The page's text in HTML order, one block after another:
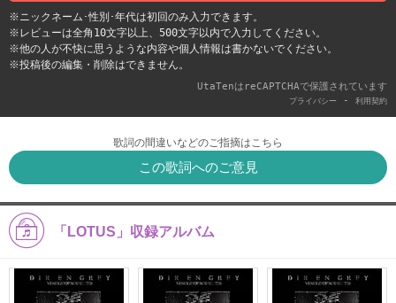
※ニックネーム･性別･年代は初回のみ入力できます。
※レビューは全角10文字以上、500文字以内で入力してください。
※他の人が不快に思うような内容や個人情報は書かないでください。
※投稿後の編集・削除はできません。
UtaTenはreCAPTCHAで保護されています
プライバシー - 利用契約
歌詞の間違いなどのご指摘はこちら
この歌詞へのご意見
「LOTUS」収録アルバム